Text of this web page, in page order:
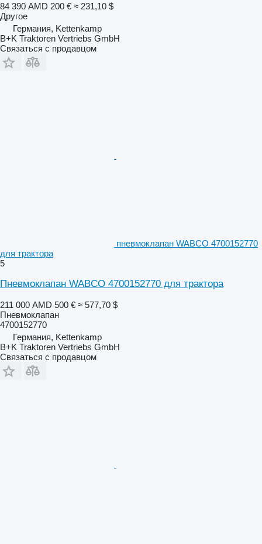
84 390 AMD 200 € ≈ 231,10 $
Другое
Германия, Kettenkamp
B+K Traktoren Vertriebs GmbH
Связаться с продавцом
пневмоклапан WABCO 4700152770
для трактора
5
Пневмоклапан WABCO 4700152770 для трактора
211 000 AMD 500 € ≈ 577,70 $
Пневмоклапан
4700152770
Германия, Kettenkamp
B+K Traktoren Vertriebs GmbH
Связаться с продавцом